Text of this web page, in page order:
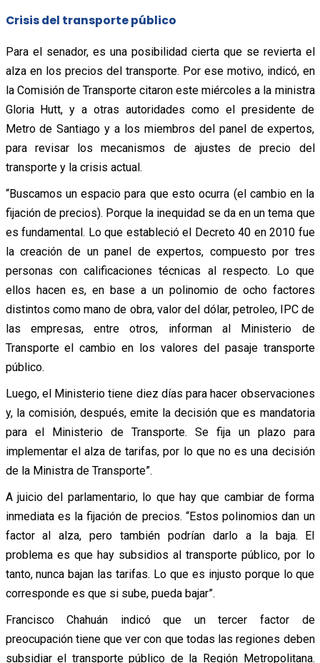
Crisis del transporte público
Para el senador, es una posibilidad cierta que se revierta el
alza en los precios del transporte. Por ese motivo, indicó, en
la Comisión de Transporte citaron este miércoles a la ministra
Gloria Hutt, y a otras autoridades como el presidente de
Metro de Santiago y a los miembros del panel de expertos,
para revisar los mecanismos de ajustes de precio del
transporte y la crisis actual.
“Buscamos un espacio para que esto ocurra (el cambio en la
fijación de precios). Porque la inequidad se da en un tema que
es fundamental. Lo que estableció el Decreto 40 en 2010 fue
la creación de un panel de expertos, compuesto por tres
personas con calificaciones técnicas al respecto. Lo que
ellos hacen es, en base a un polinomio de ocho factores
distintos como mano de obra, valor del dólar, petroleo, IPC de
las empresas, entre otros, informan al Ministerio de
Transporte el cambio en los valores del pasaje transporte
público.
Luego, el Ministerio tiene diez días para hacer observaciones
y, la comisión, después, emite la decisión que es mandatoria
para el Ministerio de Transporte. Se fija un plazo para
implementar el alza de tarifas, por lo que no es una decisión
de la Ministra de Transporte”.
A juicio del parlamentario, lo que hay que cambiar de forma
inmediata es la fijación de precios. “Estos polinomios dan un
factor al alza, pero también podrían darlo a la baja. El
problema es que hay subsidios al transporte público, por lo
tanto, nunca bajan las tarifas. Lo que es injusto porque lo que
corresponde es que si sube, pueda bajar”.
Francisco Chahuán indicó que un tercer factor de
preocupación tiene que ver con que todas las regiones deben
subsidiar el transporte público de la Región Metropolitana.